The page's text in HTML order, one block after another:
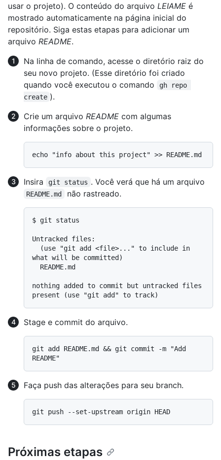
usar o projeto). O conteúdo do arquivo LEIAME é
mostrado automaticamente na página inicial do
repositório. Siga estas etapas para adicionar um
arquivo README.
Na linha de comando, acesse o diretório raiz do
seu novo projeto. (Esse diretório foi criado
quando você executou o comando
gh repo
create ).
Crie um arquivo README com algumas
informações sobre o projeto.
Insira git status . Você verá que há um arquivo
README.md não rastreado.
$ git status
Untracked files:
what will be committed)
nothing added to commit but untracked files
Stage e commit do arquivo.
git add README.md && git commit -m "Add
Faça push das alterações para seu branch.
Próximas etapas